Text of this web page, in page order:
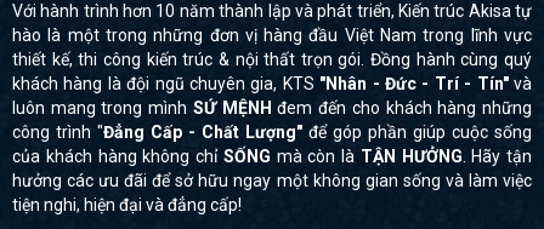
Với hành trình hơn 10 năm thành lập và phát triển, Kiến trúc Akisa tự
hào là một trong những đơn vị hàng đầu Việt Nam trong lĩnh vực
thiết kế, thi công kiến trúc & nội thất trọn gói. Đồng hành cùng quý
khách hàng là đội ngũ chuyên gia, KTS "Nhân - Đức - Trí - Tín"và
luôn mang trong mình SỨ MỆNH đem đến cho khách hàng những
công trình "Đẳng Cấp - Chất Lượng" để góp phần giúp cuộc sống
của khách hàng không chỉ SỐNG mà còn là TẬN HƯỞNG . Hãy tận
hưởng các ưu đãi để sở hữu ngay một không gian sống và làm việc
tiện nghi, hiện đại và đẳng cấp!